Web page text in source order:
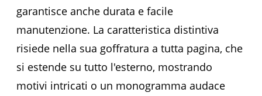
garantisce anche durata e facile
manutenzione. La caratteristica distintiva
risiede nella sua goffratura a tutta pagina, che
si estende su tutto l'esterno, mostrando
motivi intricati o un monogramma audace